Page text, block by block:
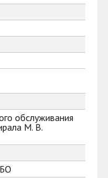
обслуживания
М. В.